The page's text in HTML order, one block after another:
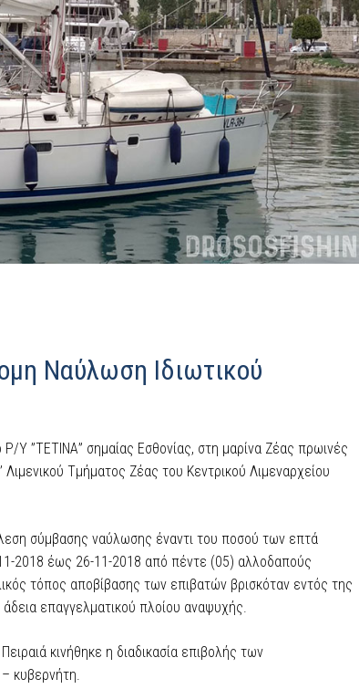
Ναύλωση Ιδιωτικού
”ΤΕΤΙΝΑ” σημαίας Εσθονίας, στη μαρίνα Ζέας πρωινές
Τμήματος Ζέας του Κεντρικού Λιμεναρχείου
σύμβασης ναύλωσης έναντι του ποσού των επτά
2018 έως 26-11-2018 από πέντε (05) αλλοδαπούς
τόπος αποβίβασης των επιβατών βρισκόταν εντός της
επαγγελματικού πλοίου αναψυχής.
κινήθηκε η διαδικασία επιβολής των
κυβερνήτη.